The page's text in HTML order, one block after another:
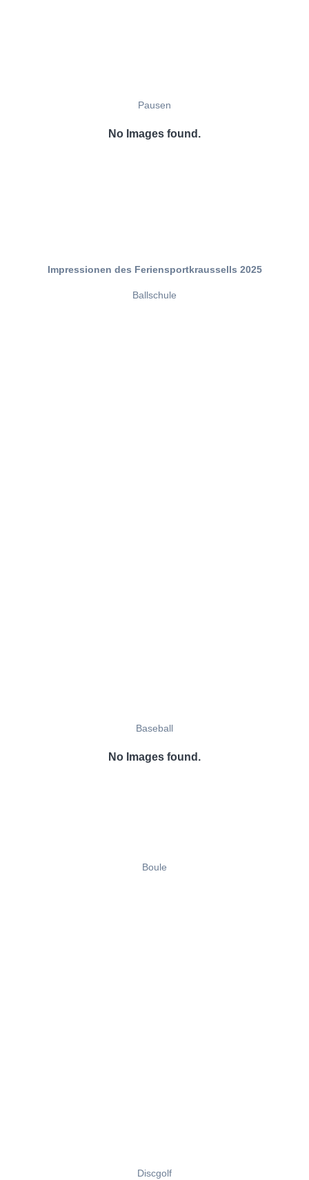
Pausen
No Images found.
Impressionen des Feriensportkraussells 2025
Ballschule
Baseball
No Images found.
Boule
Discgolf